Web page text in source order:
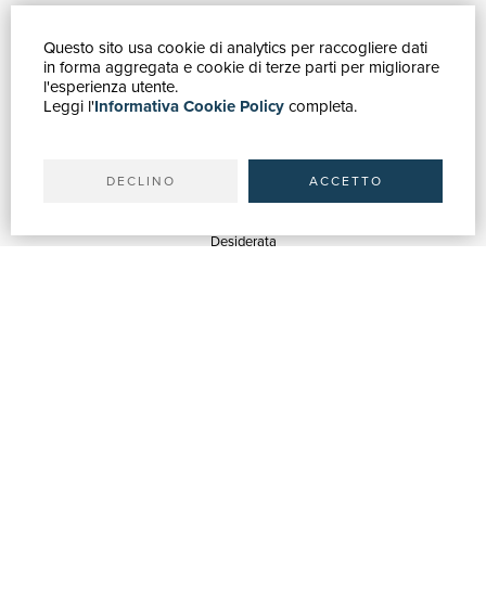
Questo sito usa cookie di analytics per raccogliere dati
in forma aggregata e cookie di terze parti per migliorare
l'esperienza utente.
Leggi l'Informativa Cookie Policycompleta.
DECLINO ACCETTO
GUIDA ACQUISTI
Ricerca avanzata
Spedizioni
Desiderata